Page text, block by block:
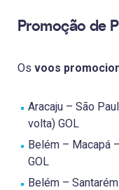
Promoção de
Os voos
Aracaju – São
volta) GOL
Belém – Macapá
GOL
Belém –